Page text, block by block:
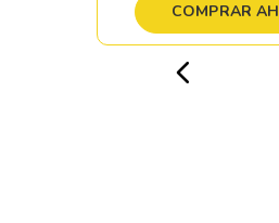
COMPRAR